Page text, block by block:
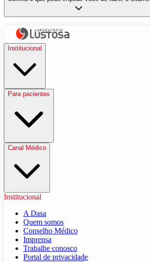
Institucional
Para pacientes
Canal Médico
Institucional
A Dasa
Quem somos
Conselho Médico
Imprensa
Trabalhe conosco
Portal de privacidade